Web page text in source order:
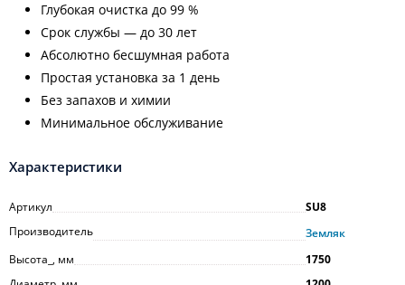
Глубокая очистка до 99 %
Срок службы — до 30 лет
Абсолютно бесшумная работа
Простая установка за 1 день
Без запахов и химии
Минимальное обслуживание
Характеристики
Артикул
SU8
Производитель
Земляк
Высота_, мм
1750